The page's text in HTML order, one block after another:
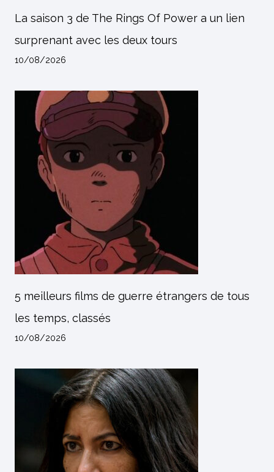
La saison 3 de The Rings Of Power a un lien
surprenant avec les deux tours
10/08/2026
5 meilleurs films de guerre étrangers de tous
les temps, classés
10/08/2026